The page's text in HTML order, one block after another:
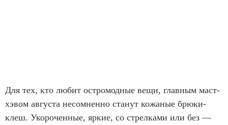
Для тех, кто любит остромодные вещи, главным маст-
хэвом августа несомненно станут кожаные брюки-
клеш. Укороченные, яркие, со стрелками или без —